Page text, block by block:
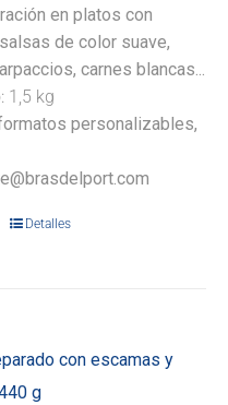
en platos con
de color suave,
carnes blancas...
1,5 kg
personalizables,
Detalles
con escamas y
g